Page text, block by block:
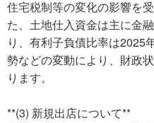
住宅税制等の変化の影響を
た、土地仕入資金は主に金
り、有利子負債比率は2025
勢などの変動により、財政
ります。
**(3) 新規出店について**